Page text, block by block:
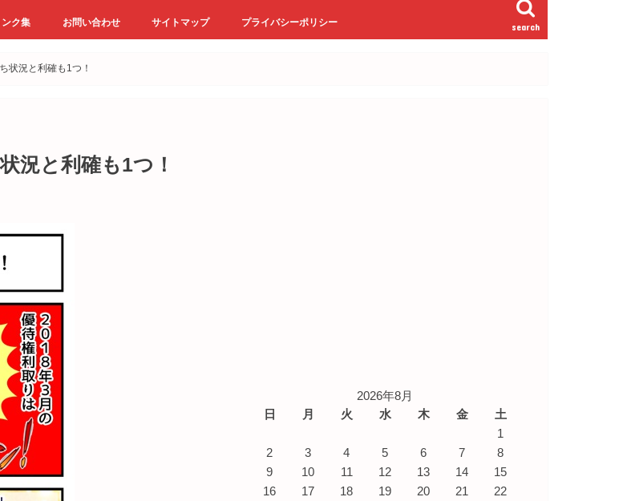
search
ンク集 お問い合わせ サイトマップ プライバシーポリシー
状況と利確も1つ！
況と利確も1つ！
2026年8月
日
月 火 水 木 金
土
1
2
3 4 5 6 7
8
9
10 11 12 13 14
15
16
17 18 19 20 21 22